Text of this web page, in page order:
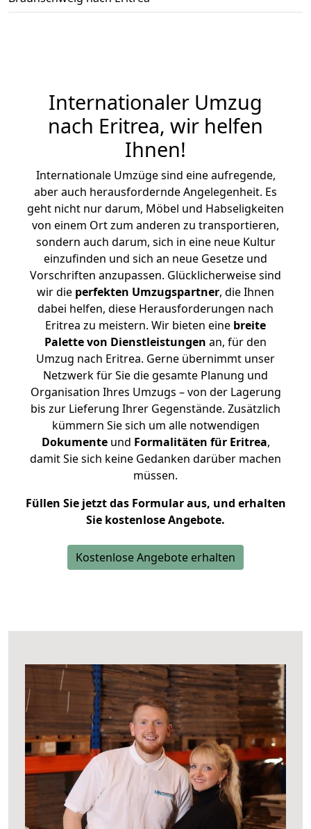
Internationaler Umzug
nach Eritrea, wir helfen
Ihnen!
Internationale Umzüge sind eine aufregende,
aber auch herausfordernde Angelegenheit. Es
geht nicht nur darum, Möbel und Habseligkeiten
von einem Ort zum anderen zu transportieren,
sondern auch darum, sich in eine neue Kultur
einzufinden und sich an neue Gesetze und
Vorschriften anzupassen. Glücklicherweise sind
wir die perfekten Umzugspartner, die Ihnen
dabei helfen, diese Herausforderungen nach
Eritrea zu meistern. Wir bieten eine breite
Palette von Dienstleistungen an, für den
Umzug nach Eritrea. Gerne übernimmt unser
Netzwerk für Sie die gesamte Planung und
Organisation Ihres Umzugs – von der Lagerung
bis zur Lieferung Ihrer Gegenstände. Zusätzlich
kümmern Sie sich um alle notwendigen
Dokumenteund Formalitäten für Eritrea,
damit Sie sich keine Gedanken darüber machen
müssen.
Füllen Sie jetzt das Formular aus, und erhalten
Sie kostenlose Angebote.
Kostenlose Angebote erhalten